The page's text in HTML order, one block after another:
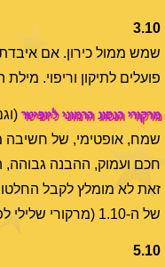
3.10
שמש ממול כירון. אם
פועלים לתיקון וריפוי.
מרקורי הנסוג הרמוני ליופיטר
שמח, אופטימי, של חשיבה
חכם ועמוק, ההבנה גבוהה,
זאת לא מומלץ לקבל
של ה-1.10 (מרקורי שלילי לפלוטו) לאורך מרבית התקופה, ולצערנו הרב הוא עלול מאד להעיב. קראו גם אותו.
5.10